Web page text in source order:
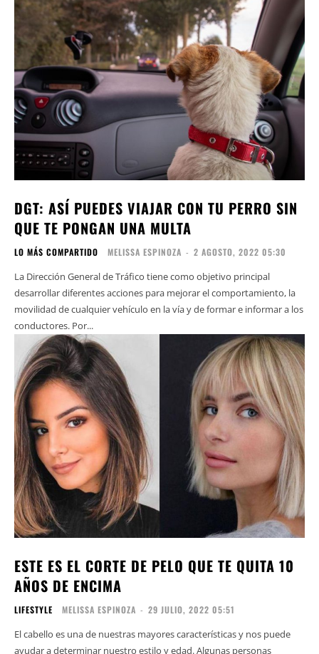
DGT: ASÍ PUEDES VIAJAR CON TU PERRO SIN
QUE TE PONGAN UNA MULTA
LO MÁS COMPARTIDO MELISSA ESPINOZA - 2 AGOSTO, 2022 05:30
La Dirección General de Tráfico tiene como objetivo principal
desarrollar diferentes acciones para mejorar el comportamiento, la
movilidad de cualquier vehículo en la vía y de formar e informar a los
conductores. Por...
ESTE ES EL CORTE DE PELO QUE TE QUITA 10
AÑOS DE ENCIMA
LIFESTYLE MELISSA ESPINOZA - 29 JULIO, 2022 05:51
El cabello es una de nuestras mayores características y nos puede
ayudar a determinar nuestro estilo y edad. Algunas personas